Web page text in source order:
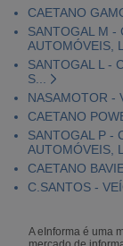
CAETANO
SANTOGAL M -
AUTOMÓVEIS,
SANTOGAL L -
S...
NASAMOTOR -
CAETANO
SANTOGAL P -
AUTOMÓVEIS,
CAETANO
C.SANTOS -
A eInforma é uma